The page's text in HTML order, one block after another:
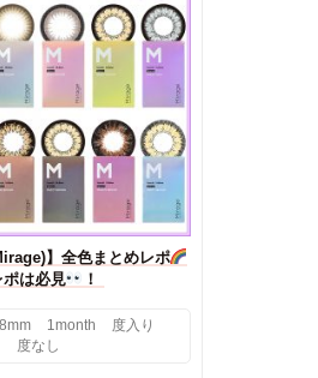
】全色まとめレポ
は必見
！
1month
度入り
度なし